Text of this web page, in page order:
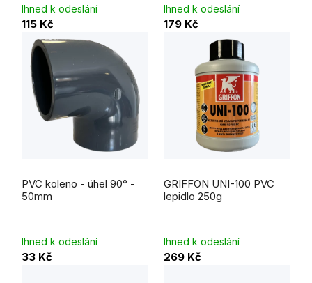
Ihned k odeslání
115 Kč
Ihned k odeslání
179 Kč
PVC koleno - úhel 90° -
50mm
Ihned k odeslání
33 Kč
GRIFFON UNI-100 PVC
lepidlo 250g
hodnocení
produktu
je
5,0
Ihned k odeslání
269 Kč